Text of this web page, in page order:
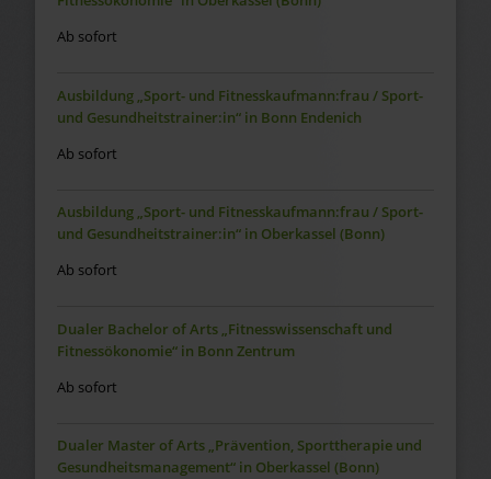
Ab sofort
Ausbildung „Sport- und Fitnesskaufmann:frau / Sport-
und Gesundheitstrainer:in“ in Bonn Endenich
Ab sofort
Ausbildung „Sport- und Fitnesskaufmann:frau / Sport-
und Gesundheitstrainer:in“ in Oberkassel (Bonn)
Ab sofort
Dualer Bachelor of Arts „Fitnesswissenschaft und
Fitnessökonomie“ in Bonn Zentrum
Ab sofort
Dualer Master of Arts „Prävention, Sporttherapie und
Gesundheitsmanagement“ in Oberkassel (Bonn)